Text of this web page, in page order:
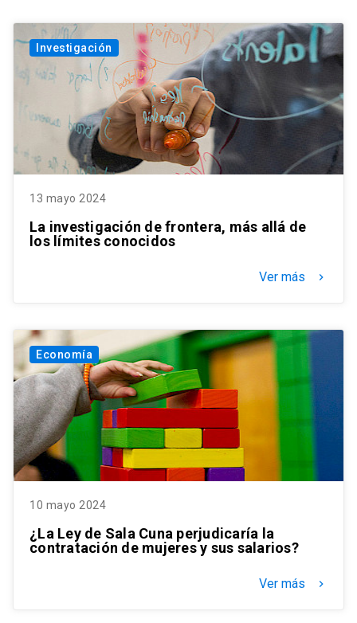
Investigación
13 mayo 2024
La investigación de frontera, más allá de
los límites conocidos
Ver más keyboard_arrow_right
Economía
10 mayo 2024
¿La Ley de Sala Cuna perjudicaría la
contratación de mujeres y sus salarios?
Ver más keyboard_arrow_right